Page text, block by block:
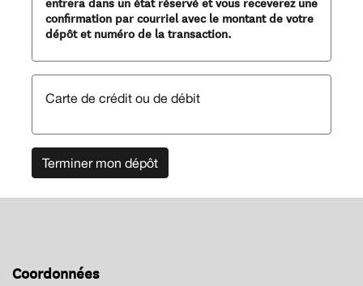
confirmation par courriel avec le montant de votre
dépôt et numéro de la transaction.
Carte de crédit ou de débit
Terminer mon dépôt
Coordonnées